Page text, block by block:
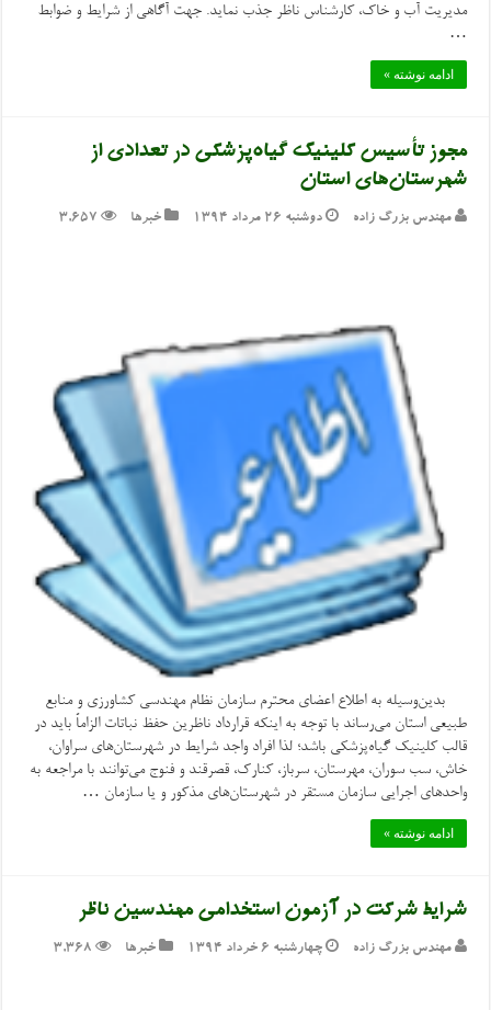
مدیریت آب و خاک، کارشناس ناظر جذب نماید. جهت آگاهی از شرایط و ضوابط
…
ادامه نوشته »
مجوز تأسیس کلینیک گیاه‌پزشکی در تعدادی از
شهرستان‌های استان
مهندس بزرگ زاده دوشنبه ۲۶ مرداد ۱۳۹۴ خبرها 3,657
بدین‌وسیله به اطلاع اعضای محترم سازمان نظام مهندسی کشاورزی و منابع
طبیعی استان می‌رساند با توجه به اینکه قرارداد ناظرین حفظ نباتات الزاماً باید در
قالب کلینیک گیاه‌پزشکی باشد؛ لذا افراد واجد شرایط در شهرستان‌های سراوان،
خاش، سب سوران، مهرستان، سرباز، کنارک، قصرقند و فنوج می‌توانند با مراجعه به
واحدهای اجرایی سازمان مستقر در شهرستان‌های مذکور و یا سازمان …
ادامه نوشته »
شرایط شرکت در آزمون استخدامی مهندسین ناظر
مهندس بزرگ زاده چهارشنبه ۶ خرداد ۱۳۹۴ خبرها 3,368